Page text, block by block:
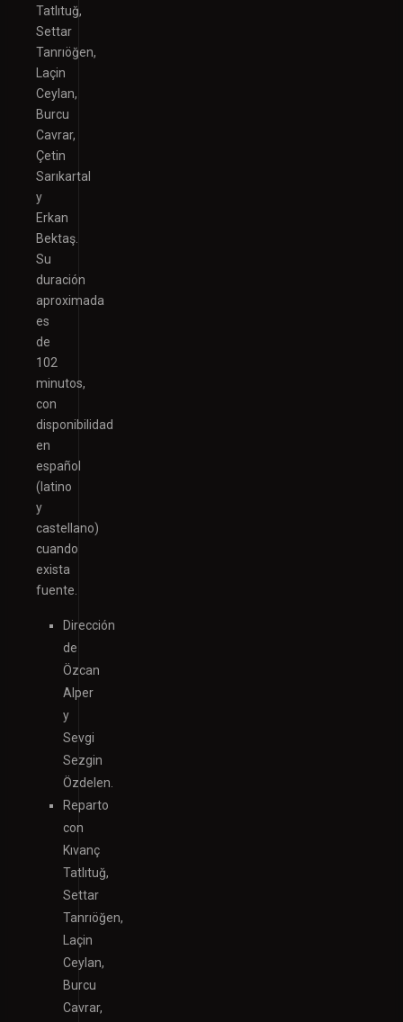
Tatlıtuğ,
Settar
Tanrıöğen,
Laçin
Ceylan,
Burcu
Cavrar,
Çetin
Sarıkartal
y
Erkan
Bektaş.
Su
duración
aproximada
es
de
102
minutos,
con
disponibilidad
en
español
(latino
y
castellano)
cuando
exista
fuente.
Dirección
de
Özcan
Alper
y
Sevgi
Sezgin
Özdelen.
Reparto
con
Kıvanç
Tatlıtuğ,
Settar
Tanrıöğen,
Laçin
Ceylan,
Burcu
Cavrar,